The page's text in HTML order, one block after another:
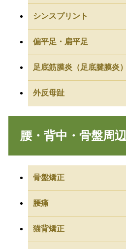
シンスプリント
偏平足・扁平足
足底筋膜炎（足底腱膜炎）
外反母趾
腰・背中・骨盤周辺
骨盤矯正
腰痛
猫背矯正